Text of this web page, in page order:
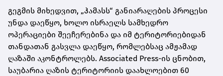
გეგმის მიხედვით, „ჰამასს“ განიარაღების პროცესი
უნდა დაეწყო, ხოლო ისრაელს სამხედრო
ოპერაციები შეეჩერებინა და იმ ტერიტორიებიდან
თანდათან გასვლა დაეწყო, რომლებსაც ამჟამად
ღაზაში აკონტროლებს. Associated Press-ის ცნობით,
საუბარია ღაზის ტერიტორიის დაახლოებით 60